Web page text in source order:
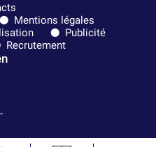
Mentions légales
Publicité
Recrutement